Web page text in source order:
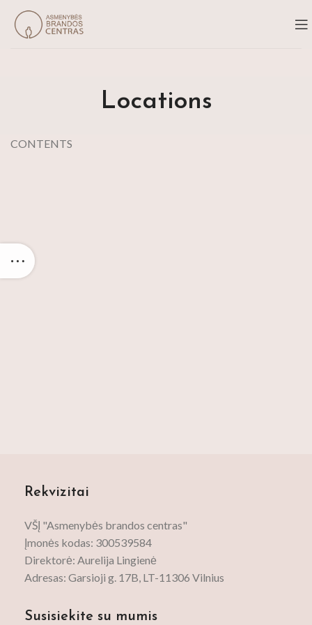
Locations
CONTENTS
Rekvizitai
VŠĮ "Asmenybės brandos centras"
Įmonės kodas: 300539584
Direktorė: Aurelija Lingienė
Adresas: Garsioji g. 17B, LT-11306 Vilnius
Susisiekite su mumis